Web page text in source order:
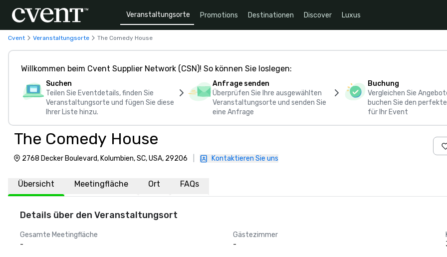
Veranstaltungsorte Promotions Destinationen Discover Luxus
Cvent Veranstaltungsorte The Comedy House
Willkommen beim Cvent Supplier Network (CSN)! So können Sie loslegen:
Suchen
Teilen Sie Eventdetails, finden Sie
Veranstaltungsorte und fügen Sie diese
Ihrer Liste hinzu.
Anfrage senden
Überprüfen Sie Ihre ausgewählten
Veranstaltungsorte und senden Sie
eine Anfrage
Buchung
Vergleichen Sie
buchen Sie den
für Ihr Event
The Comedy House
2768 Decker Boulevard, Kolumbien, SC, USA, 29206 Kontaktieren Sie uns
Übersicht Meetingfläche Ort FAQs
Details über den Veranstaltungsort
Gesamte Meetingfläche
-
Gästezimmer
-